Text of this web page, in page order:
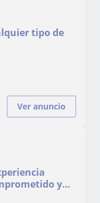
tipo de
Ver anuncio
y